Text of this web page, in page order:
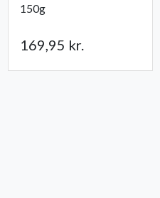
150g
169,95 kr.